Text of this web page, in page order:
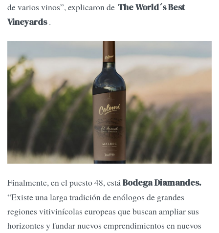
de varios vinos”, explicaron de The World´s Best
Vineyards.
Finalmente, en el puesto 48, estáBodega Diamandes.
“Existe una larga tradición de enólogos de grandes
regiones vitivinícolas europeas que buscan ampliar sus
horizontes y fundar nuevos emprendimientos en nuevos